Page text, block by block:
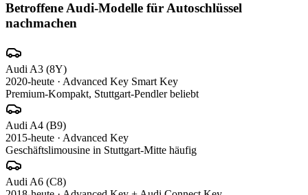
BetroffeneAudi-Modelle fürAutoschlüssel
nachmachen
Audi A3 (8Y)
2020-heute · Advanced Key Smart Key
Premium-Kompakt, Stuttgart-Pendler beliebt
Audi A4 (B9)
2015-heute · Advanced Key
Geschäftslimousine in Stuttgart-Mitte häufig
Audi A6 (C8)